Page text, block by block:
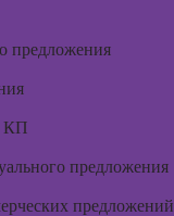
предложения
КП
предложения
предложений